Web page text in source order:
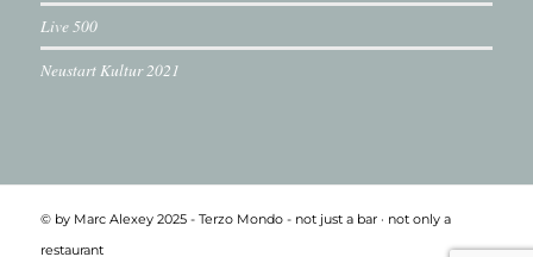
Live 500
Neustart Kultur 2021
© by Marc Alexey 2025 - Terzo Mondo - not just a bar ·­ not only a
restaurant